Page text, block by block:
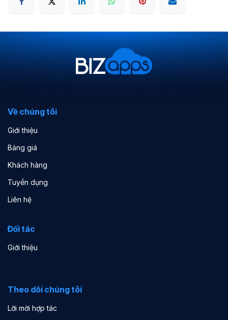
Về chúng tôi
Giới thiệu
Bảng giá
Khách hàng
Tuyển dụng
Liên hệ
Đối tác
Giới thiệu
Theo dõi chúng tôi
Lời mời hợp tác